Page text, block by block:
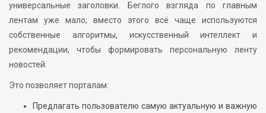
универсальные заголовки. Беглого взгляда по главным
лентам уже мало; вместо этого всё чаще используются
собственные алгоритмы, искусственный интеллект и
рекомендации, чтобы формировать персональную ленту
новостей.
Это позволяет порталам:
Предлагать пользователю самую актуальную и важную